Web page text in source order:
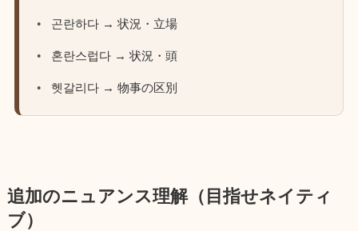
곤란하다 → 状況・立場
혼란스럽다 → 状況・頭
헷갈리다 → 物事の区別
追加のニュアンス理解（目指せネイティ
ブ）